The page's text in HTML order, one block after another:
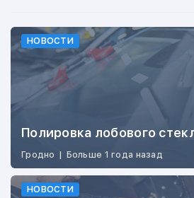
НОВОСТИ
Полировка лобового
Гродно | Больше 1 года назад
НОВОСТИ